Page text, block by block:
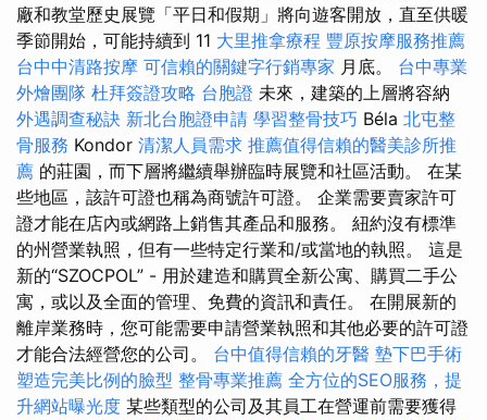
廠和教堂歷史展覽「平日和假期」將向遊客開放，直至供暖
季節開始，可能持續到 11 大里推拿療程 豐原按摩服務推薦
台中中清路按摩 可信賴的關鍵字行銷專家 月底。 台中專業
外燴團隊 杜拜簽證攻略 台胞證 未來，建築的上層將容納
外遇調查秘訣 新北台胞證申請 學習整骨技巧 Béla 北屯整
骨服務 Kondor 清潔人員需求 推薦值得信賴的醫美診所推
薦 的莊園，而下層將繼續舉辦臨時展覽和社區活動。 在某
些地區，該許可證也稱為商號許可證。 企業需要賣家許可
證才能在店內或網路上銷售其產品和服務。 紐約沒有標準
的州營業執照，但有一些特定行業和/或當地的執照。 這是
新的“SZOCPOL” - 用於建造和購買全新公寓、購買二手公
寓，或以及全面的管理、免費的資訊和責任。 在開展新的
離岸業務時，您可能需要申請營業執照和其他必要的許可證
才能合法經營您的公司。 台中值得信賴的牙醫 墊下巴手術
塑造完美比例的臉型 整骨專業推薦 全方位的SEO服務，提
升網站曝光度 某些類型的公司及其員工在營運前需要獲得